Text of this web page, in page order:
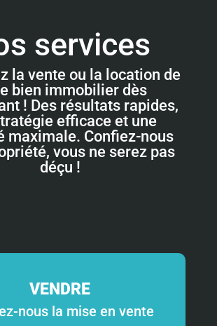
services
la vente ou la location de
bien immobilier dès
! Des résultats rapides,
efficace et une
maximale. Confiez-nous
vous ne serez pas
déçu !
VENDRE
nous la mise en vente